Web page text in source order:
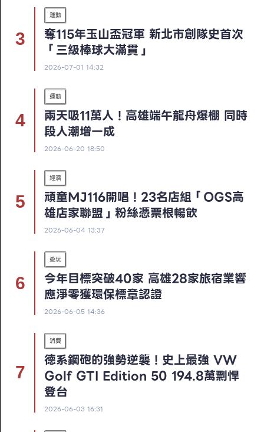
運動
奪115年玉山盃冠軍 新北市創隊史首次
「三級棒球大滿貫」
2026-07-01 14:32
運動
兩天吸11萬人！高雄端午龍舟爆棚 同時
段人潮增一成
2026-06-20 18:50
經濟
頑童MJ116開唱！23名店組「OGS高
雄店家聯盟」粉絲憑票根暢飲
2026-06-04 13:37
遊玩
今年目標突破40家 高雄28家旅宿業響
應淨零獲環保標章認證
2026-06-05 14:36
消費
德系鋼砲的強勢逆襲！史上最強 VW
Golf GTI Edition 50 194.8萬剽悍
登台
2026-06-03 16:31